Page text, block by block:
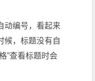
动编号，看起来
候，标题没有自
”查看标题时会